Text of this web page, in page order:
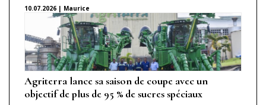
10.07.2026 | Maurice
Agriterra lance sa saison de coupe avec un
objectif de plus de 95 % de sucres spéciaux